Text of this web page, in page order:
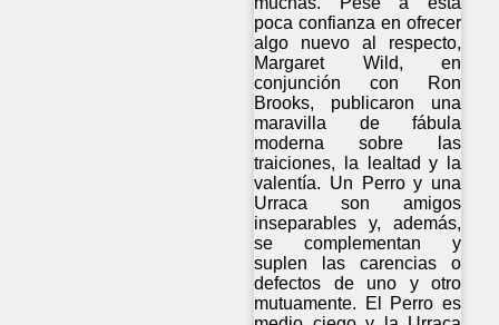
poca confianza en ofrecer
algo nuevo al respecto,
Margaret Wild, en
conjunción con Ron
Brooks, publicaron una
maravilla de fábula
moderna sobre las
traiciones, la lealtad y la
valentía. Un Perro y una
Urraca son amigos
inseparables y, además,
se complementan y
suplen las carencias o
defectos de uno y otro
mutuamente. El Perro es